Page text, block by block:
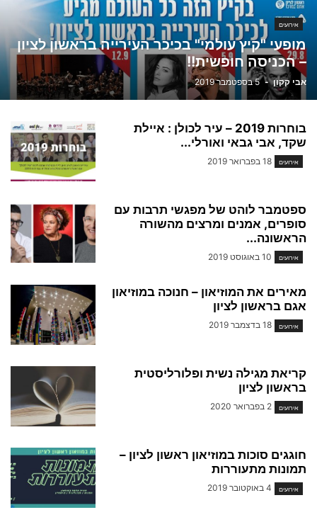
אירועים
מופעי "קיץ עולמי" בכיכר העירייה בראשון לציון
– הכניסה חופשית!!
אבי קקון - 5 בספטמבר 2019
בוחרות 2019 – עיר לכולן : איילת
שקד, אבי גבאי ואורלי...
אירועים 18 בפברואר 2019
ספטמבר לוהט של מפגשי תרבות עם
סופרים, אמנים ומרצים מהשורה
הראשונה...
אירועים 10 באוגוסט 2019
מאירים את המוזיאון – חנוכה במוזיאון
אגם בראשון לציון
אירועים 18 בדצמבר 2019
קריאת מגילה נשית ופלורליסטית
בראשון לציון
אירועים 2 בפברואר 2020
חוגגים סוכות במוזיאון ראשון לציון –
תמונות מתעוררות
אירועים 4 באוקטובר 2019